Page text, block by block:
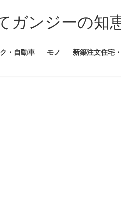
ガンジーの知
・自動車 モノ 新築注文住宅